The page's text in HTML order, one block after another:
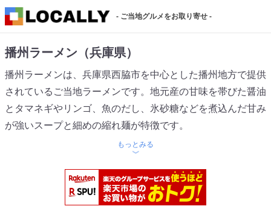
- ご当地グルメをお取り寄せ -
播州ラーメン（兵庫県）
播州ラーメンは、兵庫県西脇市を中心とした播州地方で提供
されているご当地ラーメンです。地元産の甘味を帯びた醤油
とタマネギやリンゴ、魚のだし、氷砂糖などを煮込んだ甘み
が強いスープと細めの縮れ麺が特徴です。
もっとみる